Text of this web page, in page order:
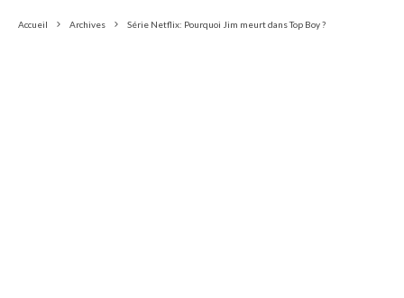
Accueil Archives Série Netflix: Pourquoi Jim meurt dans Top Boy ?